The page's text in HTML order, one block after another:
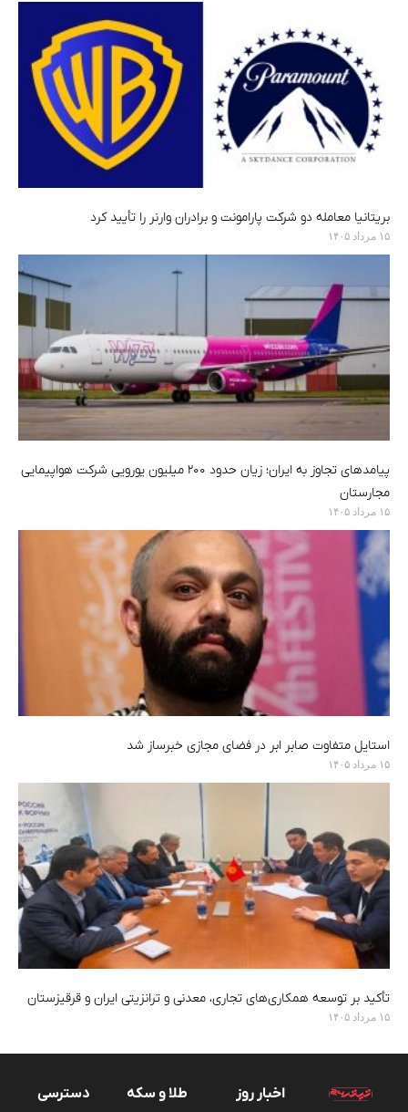
بریتانیا معامله دو شرکت پارامونت و برادران وارنر را تأیید کرد
۱۵ مرداد ۱۴۰۵
پیامدهای تجاوز به ایران؛ زیان حدود ۲۰۰ میلیون یورویی شرکت هواپیمایی
مجارستان
۱۵ مرداد ۱۴۰۵
استایل متفاوت صابر ابر در فضای مجازی خبرساز شد
۱۵ مرداد ۱۴۰۵
تأکید بر توسعه همکاری‌های تجاری، معدنی و ترانزیتی ایران و قرقیزستان
۱۵ مرداد ۱۴۰۵
اخبار روز طلا و سکه
دسترسی